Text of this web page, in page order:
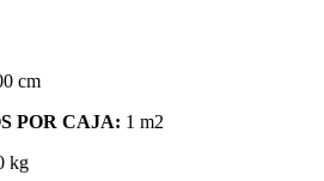
cm
POR CAJA: 1 m2
kg